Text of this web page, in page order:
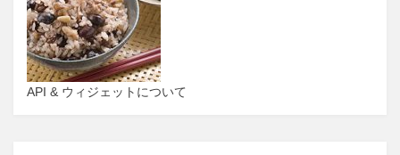
API & ウィジェットについて